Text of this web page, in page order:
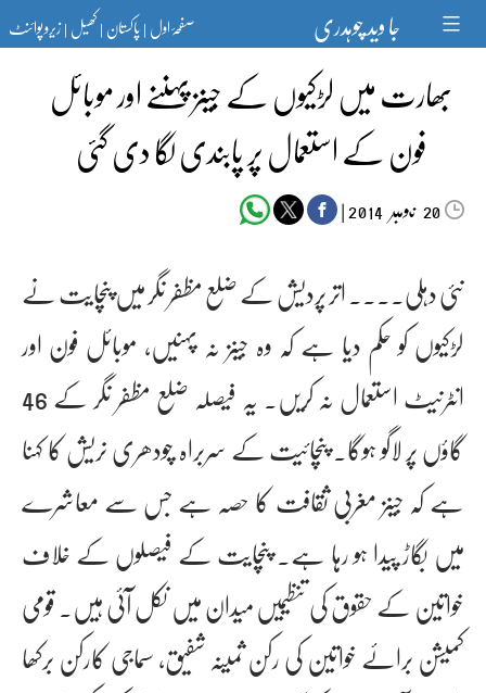
content جا وید چوہدری صفحۂ اول|پاکستان|کھیل|زیرو پوائنٹ
بھارت میں لڑکیوں کے جینز پہننے اور موبائل
فون کے استعمال پر پابندی لگا دی گئی
20‬‮نومبر‬‮ |
نئی دہلی۔۔۔۔ اتر پردیش کے ضلع مظفر نگر میں پنچایت نے
لڑکیوں کو حکم دیا ہے کہ وہ جینز نہ پہنیں، موبائل فون اور
انٹرنیٹ استعمال نہ کریں۔ یہ فیصلہ ضلع مظفر نگر کے 46
گاؤں پر لاگو ہوگا۔ پنچائیت کے سربراہ چودھری نریش کا کہنا
ہے کہ جینز مغربی ثقافت کا حصہ ہے جس سے معاشرے
میں بگاڑ پیدا ہو رہا ہے۔ پنچایت کے فیصلوں کے خلاف
خواتین کے حقوق کی تنظیمیں میدان میں نکل آئی ہیں۔ قومی
کمیشن برائے خواتین کی رکن ثمینہ شفیق، سماجی کارکن برکھا